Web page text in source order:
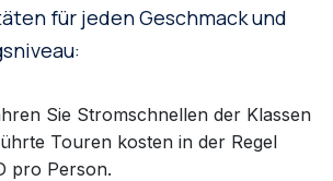
für jeden Geschmack und
Sie Stromschnellen der Klassen
Touren kosten in der Regel
pro Person.